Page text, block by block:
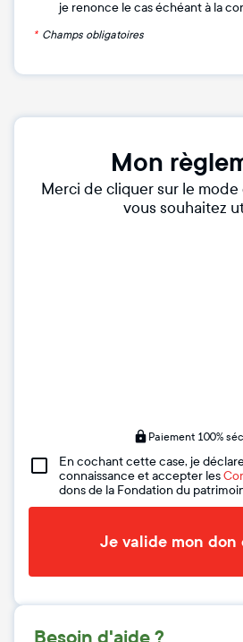
je renonce le cas échéant à la
* Champs obligatoires
Mon
Merci de cliquer sur le
vous souhaitez
Paiement 100%
En cochant cette case, je
connaissance et accepter les
dons de la Fondation du
Je valide mon don